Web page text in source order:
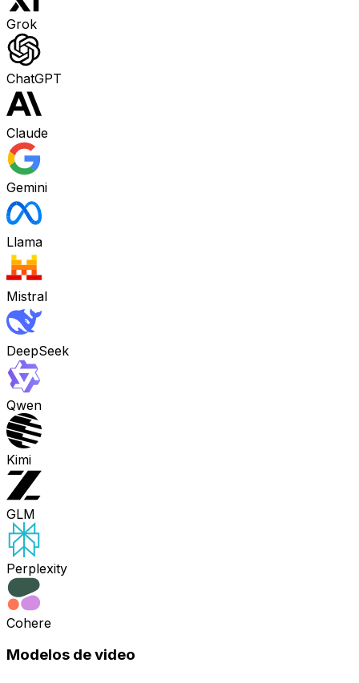
Grok
ChatGPT
Claude
Gemini
Llama
Mistral
DeepSeek
Qwen
Kimi
GLM
Perplexity
Cohere
Modelos de video